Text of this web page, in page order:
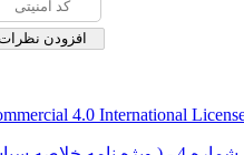
4.0 International